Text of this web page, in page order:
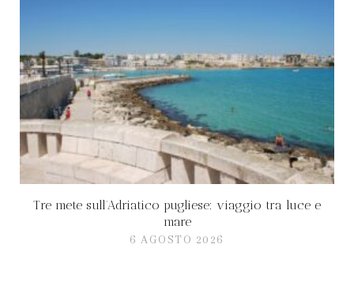
Tre mete sull’Adriatico pugliese: viaggio tra luce e
mare
6 AGOSTO 2026